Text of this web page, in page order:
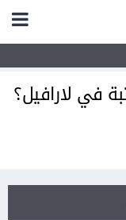
في لارافيل؟